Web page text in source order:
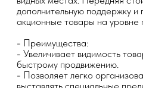
Замер помещения
Наши специалисты проведут замеры
чтобы предложить наиболее эффективные
организации хранения.
3D проект склада
Создание 3D проекта позволит вам
будущее оформление вашего склада и
спланировать размещение стеллажей.
Монтаж под ключ